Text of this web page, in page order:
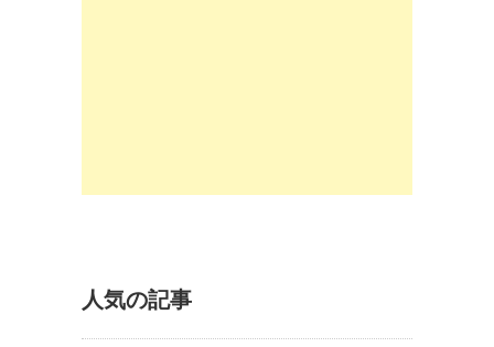
人気の記事